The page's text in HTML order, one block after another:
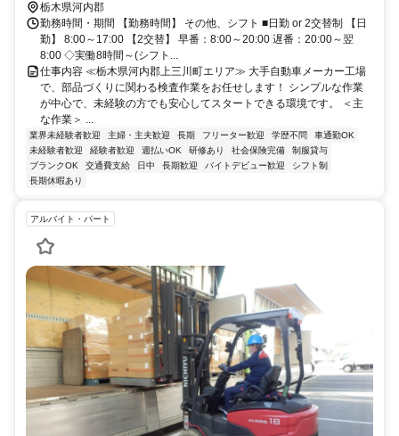
栃木県河内郡
勤務時間・期間 【勤務時間】 その他、シフト ■日勤 or 2交替制 【日
勤】 8:00～17:00 【2交替】 早番：8:00～20:00 遅番：20:00～翌
8:00 ◇実働8時間～(シフト...
仕事内容 ≪栃木県河内郡上三川町エリア≫ 大手自動車メーカー工場
で、部品づくりに関わる検査作業をお任せします！ シンプルな作業
が中心で、未経験の方でも安心してスタートできる環境です。 ＜主
な作業＞ ...
業界未経験者歓迎 主婦・主夫歓迎 長期 フリーター歓迎 学歴不問
車通勤OK
未経験者歓迎
経験者歓迎 週払いOK 研修あり 社会保険完備
制服貸与
ブランクOK
交通費支給 日中 長期歓迎 バイトデビュー歓迎
シフト制
長期休暇あり
アルバイト・パート